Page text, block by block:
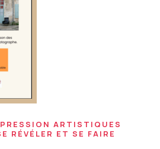
ARTISTIQUES
RÉVÉLER ET SE FAIRE